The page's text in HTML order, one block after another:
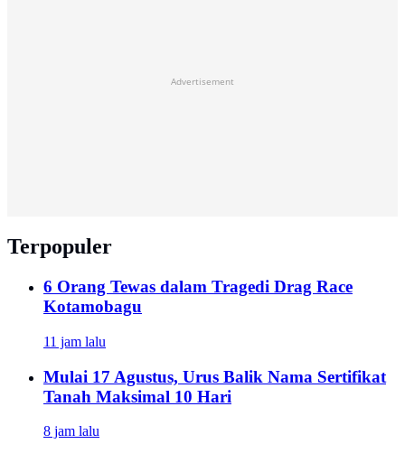
Advertisement
Terpopuler
6 Orang Tewas dalam Tragedi Drag Race
Kotamobagu
11 jam lalu
Mulai 17 Agustus, Urus Balik Nama Sertifikat
Tanah Maksimal 10 Hari
8 jam lalu